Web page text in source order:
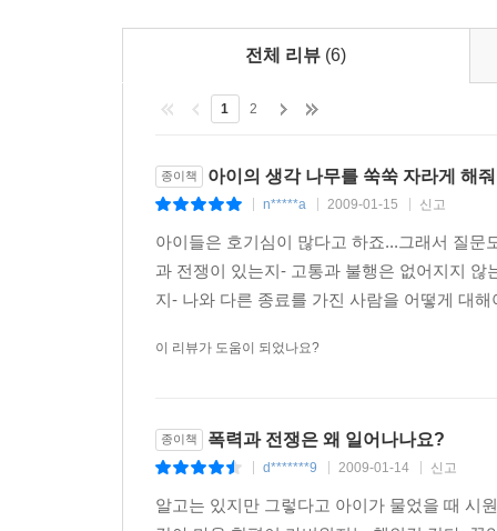
전체 리뷰 (6)
1 2
종이책 아이의 생각 나무를 쑥쑥 자라게 해
n*****a 2009-01-15 신고
아이들은 호기심이 많다고 하죠...그래서 질
과 전쟁이 있는지- 고통과 불행은 없어지지
지- 나와 다른 종료를 가진 사람을 어떻게 대
이 리뷰가 도움이 되었나요?
종이책 폭력과 전쟁은 왜 일어나나요?
d*******9 2009-01-14 신고
알고는 있지만 그렇다고 아이가 물었을 때 시